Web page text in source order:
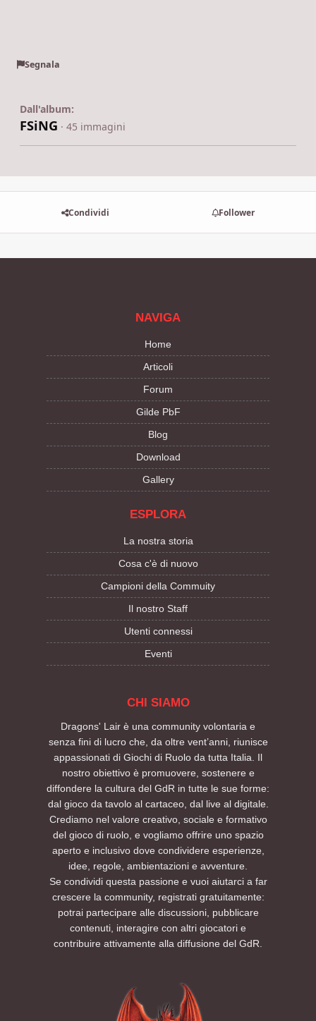
Segnala
Dall'album:
FSiNG · 45 immagini
Condividi Follower
NAVIGA
Home
Articoli
Forum
Gilde PbF
Blog
Download
Gallery
ESPLORA
La nostra storia
Cosa c'è di nuovo
Campioni della Commuity
Il nostro Staff
Utenti connessi
Eventi
CHI SIAMO
Dragons' Lair è una community volontaria e
senza fini di lucro che, da oltre vent’anni, riunisce
appassionati di Giochi di Ruolo da tutta Italia. Il
nostro obiettivo è promuovere, sostenere e
diffondere la cultura del GdR in tutte le sue forme:
dal gioco da tavolo al cartaceo, dal live al digitale.
Crediamo nel valore creativo, sociale e formativo
del gioco di ruolo, e vogliamo offrire uno spazio
aperto e inclusivo dove condividere esperienze,
idee, regole, ambientazioni e avventure.
Se condividi questa passione e vuoi aiutarci a far
crescere la community, registrati gratuitamente:
potrai partecipare alle discussioni, pubblicare
contenuti, interagire con altri giocatori e
contribuire attivamente alla diffusione del GdR.